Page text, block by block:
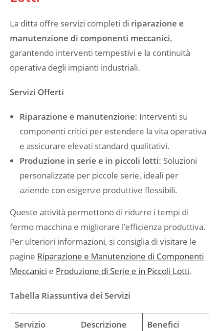
La ditta offre servizi completi di riparazione e
manutenzione di componenti meccanici,
garantendo interventi tempestivi e la continuità
operativa degli impianti industriali.
Servizi Offerti
Riparazione e manutenzione: Interventi su
componenti critici per estendere la vita operativa
e assicurare elevati standard qualitativi.
Produzione in serie e in piccoli lotti: Soluzioni
personalizzate per piccole serie, ideali per
aziende con esigenze produttive flessibili.
Queste attività permettono di ridurre i tempi di
fermo macchina e migliorare l’efficienza produttiva.
Per ulteriori informazioni, si consiglia di visitare le
pagine Riparazione e Manutenzione di Componenti
Meccanici e Produzione di Serie e in Piccoli Lotti.
Tabella Riassuntiva dei Servizi
Servizio Descrizione Benefici